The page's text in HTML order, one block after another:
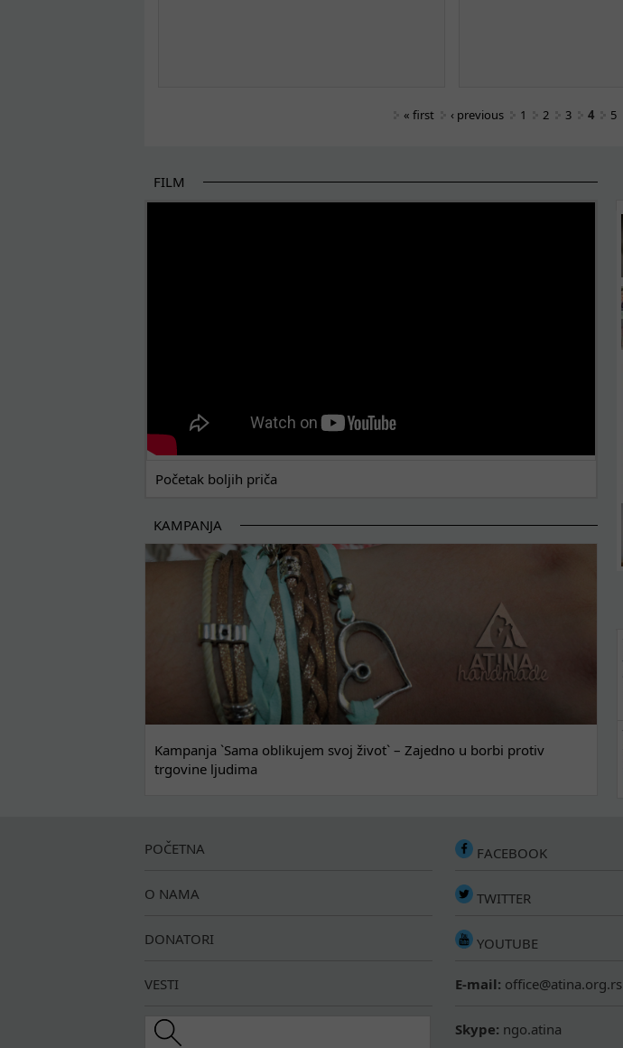
« first ‹ previous 1 2 3 4 5
FILM
Početak boljih priča
KAMPANJA
Kampanja `Sama oblikujem svoj život` – Zajedno u borbi protiv
trgovine ljudima
POČETNA
O NAMA
DONATORI
VESTI
Search this site
FACEBOOK
TWITTER
YOUTUBE
E-mail: office@atina.org.rs
Skype: ngo.atina